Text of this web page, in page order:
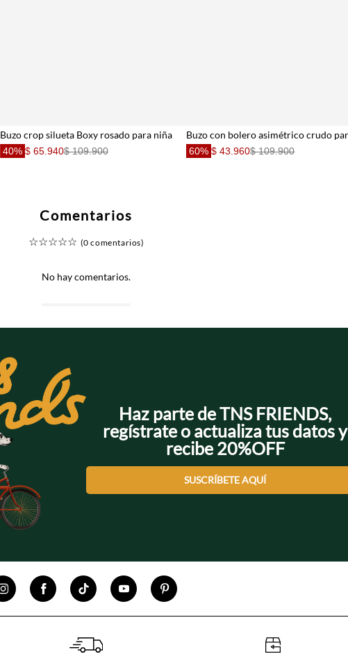
Buzo crop silueta Boxy rosado para niña
40% $ 65.940$ 109.900 60% $ 43.960$ 109.900
Comentarios
☆☆☆☆☆ (0 comentarios)
No hay comentarios.
Haz parte de TNS FRIENDS,
regístrate o actualiza tus datos y
recibe 20%OFF
SUSCRÍBETE AQUÍ